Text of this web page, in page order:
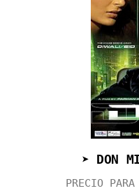
➤ DON
PRECIO PARA